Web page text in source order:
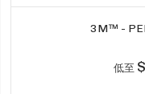
3M™ -
低至